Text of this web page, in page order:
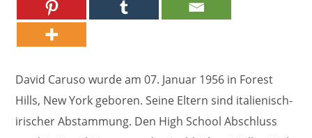
David Caruso wurde am 07. Januar 1956 in Forest
Hills, New York geboren. Seine Eltern sind italienisch-
irischer Abstammung. Den High School Abschluss